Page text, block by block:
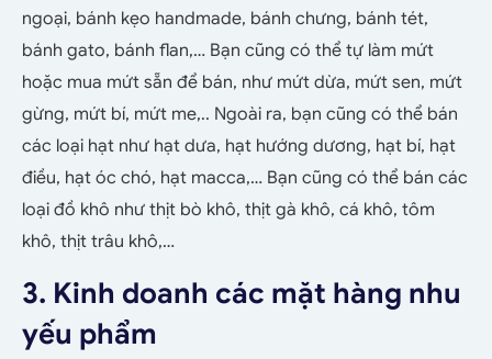
ngoại, bánh kẹo handmade, bánh chưng, bánh tét,
bánh gato, bánh flan,… Bạn cũng có thể tự làm mứt
hoặc mua mứt sẵn để bán, như mứt dừa, mứt sen, mứt
gừng, mứt bí, mứt me,.. Ngoài ra, bạn cũng có thể bán
các loại hạt như hạt dưa, hạt hướng dương, hạt bí, hạt
điều, hạt óc chó, hạt macca,… Bạn cũng có thể bán các
loại đồ khô như thịt bò khô, thịt gà khô, cá khô, tôm
khô, thịt trâu khô,…
3. Kinh doanh các mặt hàng nhu
yếu phẩm